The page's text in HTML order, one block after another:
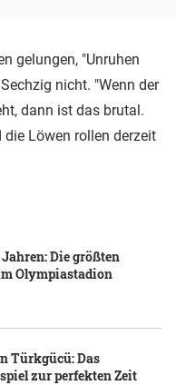
gelungen, "Unruhen
nicht. "Wenn der
dann ist das brutal.
die Löwen rollen derzeit
Die größten
Olympiastadion
Türkgücü: Das
zur perfekten Zeit